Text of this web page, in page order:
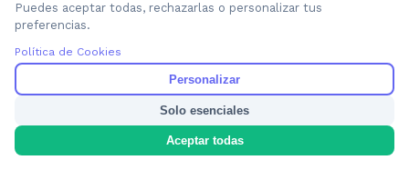
Plata y la provincia de Buenos Aires.
Puedes aceptar todas, rechazarlas o personalizar tus
preferencias.
Política de Cookies
Personalizar
Solo esenciales
Aceptar todas